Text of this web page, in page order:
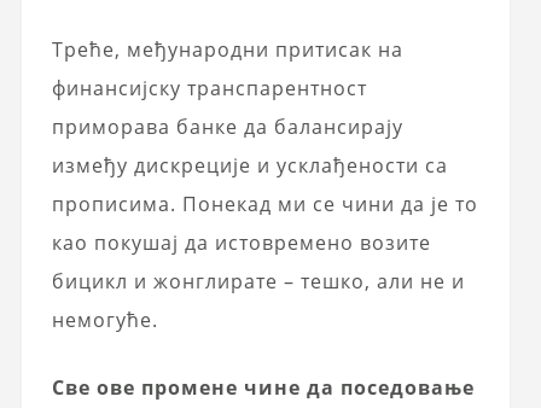
Треће, међународни притисак на
финансијску транспарентност
приморава банке да балансирају
између дискреције и усклађености са
прописима. Понекад ми се чини да је то
као покушај да истовремено возите
бицикл и жонглирате – тешко, али не и
немогуће.
Све ове промене чине да поседовање